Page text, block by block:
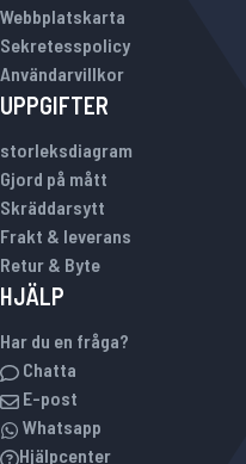
Webbplatskarta
Sekretesspolicy
Användarvillkor
UPPGIFTER
storleksdiagram
Gjord på mått
Skräddarsytt
Frakt & leverans
Retur & Byte
HJÄLP
Har du en fråga?
Chatta
E-post
Whatsapp
Hjälpcenter